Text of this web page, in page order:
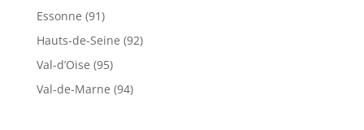
Essonne (91)
Hauts-de-Seine (92)
Val-d’Oise (95)
Val-de-Marne (94)